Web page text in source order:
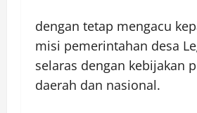
dengan tetap mengacu
misi pemerintahan desa
selaras dengan kebijakan
daerah dan nasional.